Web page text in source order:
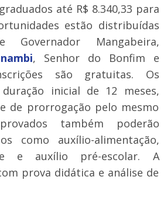
até R$ 8.340,33 para
estão distribuídas
Mangabeira,
, Senhor do Bonfim e
são gratuitas. Os
inicial de 12 meses,
de prorrogação pelo mesmo
também poderão
como auxílio-alimentação,
e auxílio pré-escolar. A
prova didática e análise de